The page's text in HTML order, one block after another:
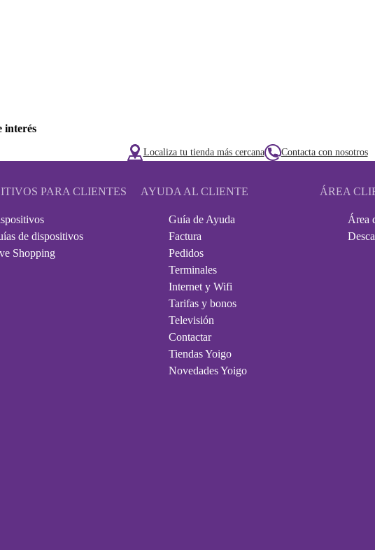
interés
Localiza tu tienda más cercana Contacta con nosotros
PARA CLIENTES
de dispositivos
Shopping
AYUDA AL CLIENTE
Guía de Ayuda
Factura
Pedidos
Terminales
Internet y Wifi
Tarifas y bonos
Televisión
Contactar
Tiendas Yoigo
Novedades Yoigo
ÁREA
Área